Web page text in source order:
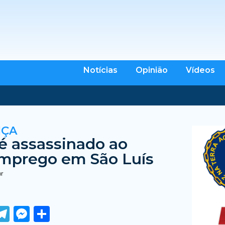
Notícias Opinião Vídeos
assassinado ao
em São Luís
Telegram
Messenger